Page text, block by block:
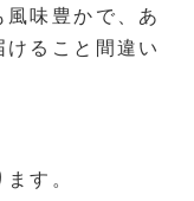
味豊かで、あ
ること間違い
す。